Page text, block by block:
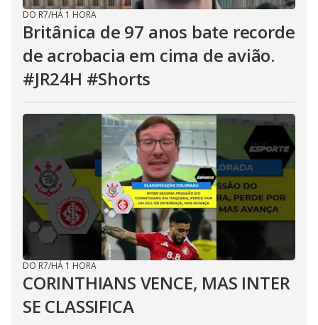
DO R7/HÁ 1 HORA
Britânica de 97 anos bate recorde
de acrobacia em cima de avião.
#JR24H #Shorts
DO R7/HÁ 1 HORA
CORINTHIANS VENCE, MAS INTER
SE CLASSIFICA